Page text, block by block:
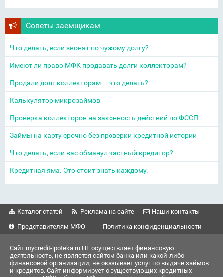
Советы заемщикам
Что делать, если звонят по чужому долгу?
Имеют ли право МФК продавать долги коллекторам?
Продали долг коллекторам — что делать?
Калькулятор микрозаймов
Проверка коллекторов на законность действий по ФССП
Займы на карту срочно без проверки кредитной истории
Что делать, если вас обманул частный кредитор?
Кредитная яма. Это стоит знать каждому.
Каталог статей Реклама на сайте
Наши контакты
Представителям МФО
Политика конфиденциальности
Сайт mycredit-ipoteka.ru НЕ осуществляет финансовую
деятельность, не является сайтом банка или какой-либо
финансовой организации, не оказывает услуг по выдаче займов
и кредитов. Сайт информирует о существующих кредитных